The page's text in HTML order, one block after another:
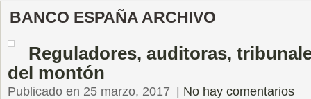
BANCO ESPAÑA ARCHIVO
Reguladores, auditoras,
del montón
Publicado en 25 marzo, 2017 No hay comentarios